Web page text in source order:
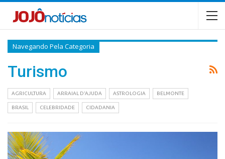
Navegando Pela Categoria
Turismo
AGRICULTURA ARRAIAL D'AJUDA ASTROLOGIA BELMONTE
BRASIL CELEBRIDADE CIDADANIA